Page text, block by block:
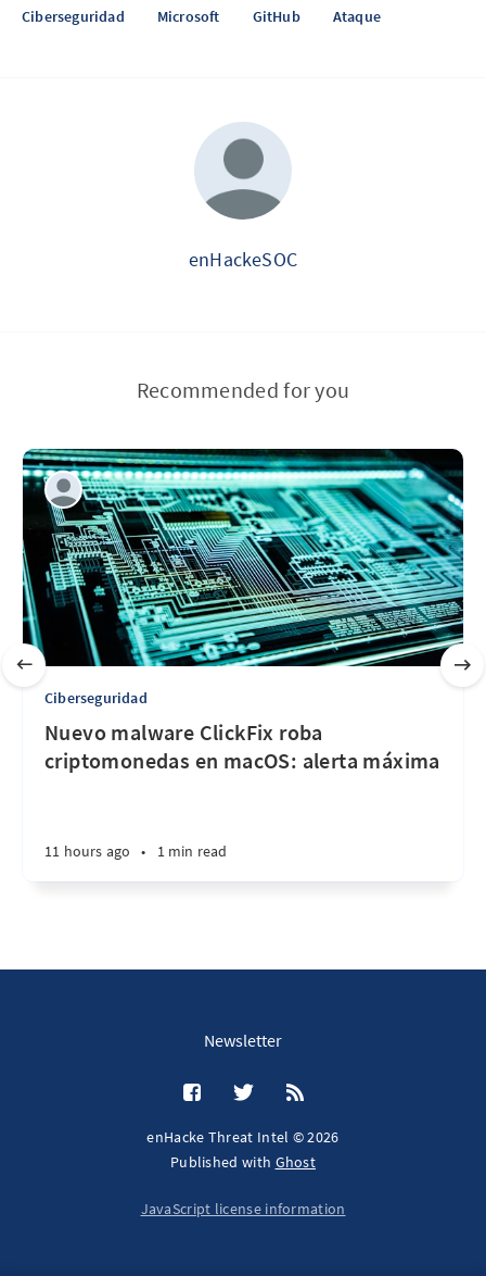
Ciberseguridad Microsoft GitHub Ataque
enHackeSOC
Recommended for you
Ciberseguridad
Nuevo malware ClickFix roba
criptomonedas en macOS: alerta máxima
11 hours ago • 1 min read
Newsletter
enHacke Threat Intel © 2026
Published with Ghost
JavaScript license information